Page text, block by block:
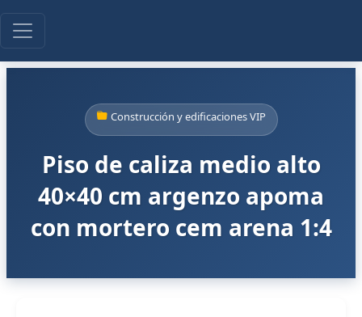
Construcción y edificaciones VIP
Piso de caliza medio alto
40×40 cm argenzo apoma
con mortero cem arena 1:4